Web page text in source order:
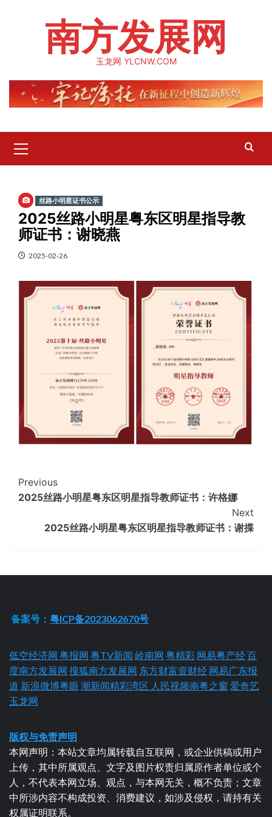
南方发展网
玉龙网 YLCNW.COM
Menu
丝路小明星证书公示
2025丝路小明星粤东区明星指导教
师证书：谢晓燕
2025-02-26
Continue
Reading
Previous
2025丝路小明星粤东区明星指导教师证书：许格娜
Next
2025丝路小明星粤东区明星指导教师证书：谢揲
备案号：粤ICP备2023062670号
低空经济网 粤报网 粤TV新闻 岭南网 粤精彩 网易粤产经百
度南方发展网 搜狐南方发展网 东方财富壹财经 网易广东报
道 新浪微博粤眼 潮新闻精彩湾区 人民视频南粤之窗 爱奇艺
玉龙网
版权与免责声明
本网声明：本站文章均属转载自互联网，或企业供稿或用户
上传，其中所属观点、文字及图片权责归属原作者单位或个
人，不代表本网立场、观点，与本网无关，概不负责；文章
中所涉内容不构成投资、消费建议，如涉及侵权，请持有关
权属证明联系。